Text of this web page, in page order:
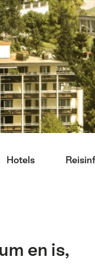
Hotels
en is,